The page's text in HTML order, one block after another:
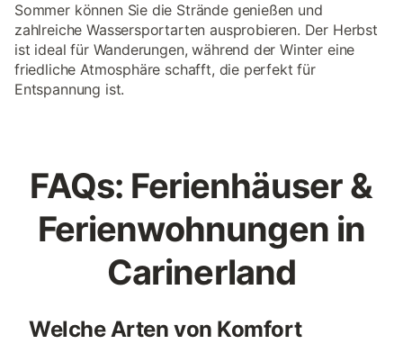
Sommer können Sie die Strände genießen und
zahlreiche Wassersportarten ausprobieren. Der Herbst
ist ideal für Wanderungen, während der Winter eine
friedliche Atmosphäre schafft, die perfekt für
Entspannung ist.
FAQs: Ferienhäuser &
Ferienwohnungen in
Carinerland
Welche Arten von Komfort